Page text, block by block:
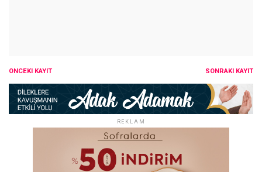
SONRAKI KAYIT
ÖNCEKI KAYIT
REKLAM